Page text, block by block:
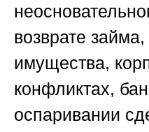
возврате
имущества,
конфликтах,
оспаривании